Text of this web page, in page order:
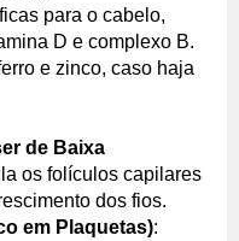
para o cabelo,
D e complexo B.
e zinco, caso haja
de Baixa
os folículos capilares
dos fios.
em Plaquetas):